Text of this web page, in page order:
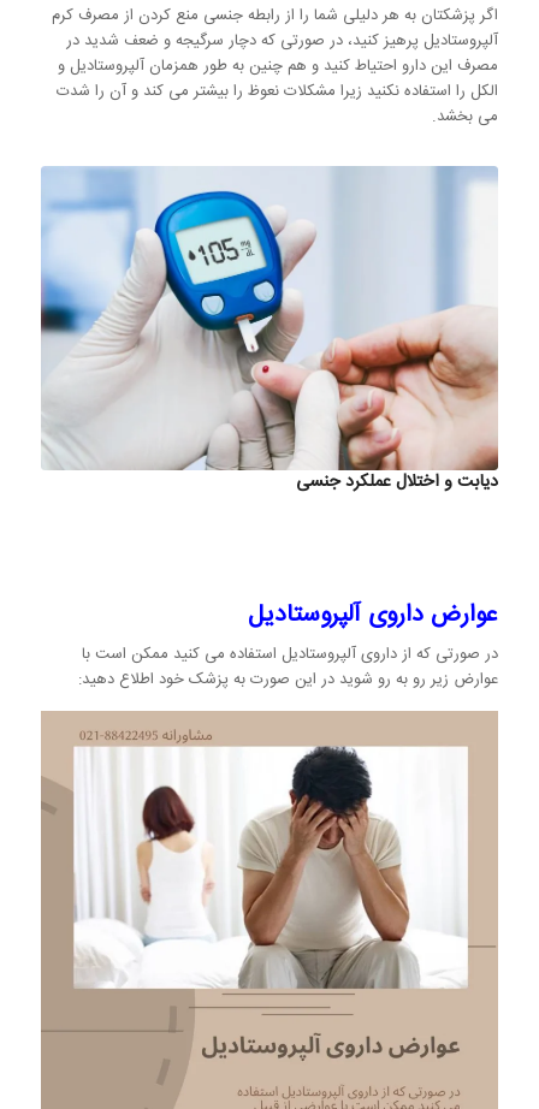
اگر پزشکتان به هر دلیلی شما را از رابطه جنسی منع کردن از مصرف کرم
آلپروستادیل پرهیز کنید، در صورتی که دچار سرگیجه و ضعف شدید در
مصرف این دارو احتیاط کنید و هم چنین به طور همزمان آلپروستادیل و
الکل را استفاده نکنید زیرا مشکلات نعوظ را بیشتر می کند و آن را شدت
می بخشد.
دیابت و اختلال عملکرد جنسی
عوارض داروی آلپروستادیل
در صورتی که از داروی آلپروستادیل استفاده می کنید ممکن است با
عوارض زیر رو به رو شوید در این صورت به پزشک خود اطلاع دهید: